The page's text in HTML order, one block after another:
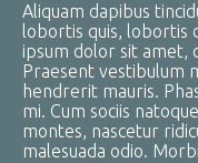
Aliquam dapibus
lobortis quis, lobortis
ipsum dolor sit amet,
Praesent vestibulum
hendrerit mauris.
mi. Cum sociis
montes, nascetur
malesuada odio.